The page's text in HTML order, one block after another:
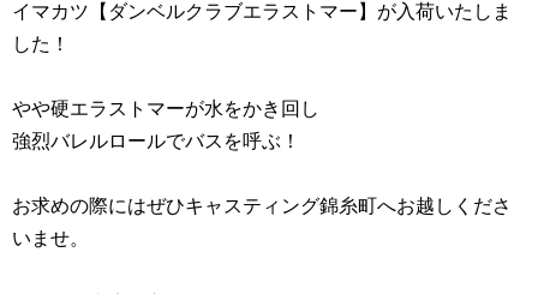
イマカツ【ダンベルクラブエラストマー】が入荷いたしま
した！
やや硬エラストマーが水をかき回し
強烈バレルロールでバスを呼ぶ！
お求めの際にはぜひキャスティング錦糸町へお越しくださ
いませ。